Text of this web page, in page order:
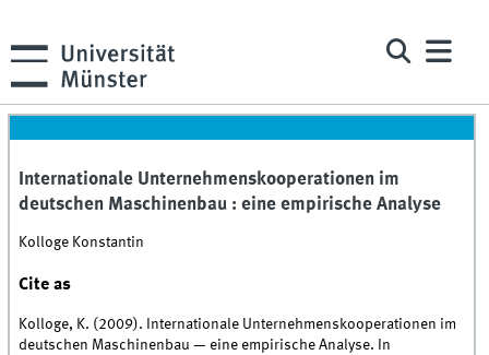
Internationale Unternehmenskooperationen im
deutschen Maschinenbau : eine empirische Analyse
Kolloge Konstantin
Cite as
Kolloge, K. (2009). Internationale Unternehmenskooperationen im
deutschen Maschinenbau — eine empirische Analyse. In